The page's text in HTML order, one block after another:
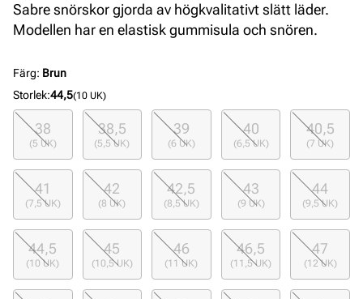
Sabre snörskor gjorda av högkvalitativt slätt läder.
Modellen har en elastisk gummisula och snören.
Färg: Brun
Storlek:44,5(10 UK)
38
(5 UK)
38,5
(5,5 UK)
39
(6 UK)
40
(6,5 UK)
40,5
(7 UK)
41
(7,5 UK)
42
(8 UK)
42,5
(8,5 UK)
43
(9 UK)
44
(9,5 UK)
44,5
(10 UK)
45
(10,5 UK)
46
(11 UK)
46,5
(11,5 UK)
47
(12 UK)